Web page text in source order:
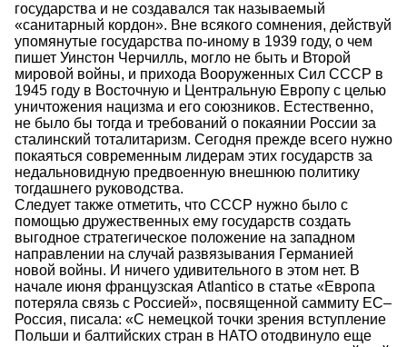
государства и не создавался так называемый
«санитарный кордон». Вне всякого сомнения, действуй
упомянутые государства по-иному в 1939 году, о чем
пишет Уинстон Черчилль, могло не быть и Второй
мировой войны, и прихода Вооруженных Сил СССР в
1945 году в Восточную и Центральную Европу с целью
уничтожения нацизма и его союзников. Естественно,
не было бы тогда и требований о покаянии России за
сталинский тоталитаризм. Сегодня прежде всего нужно
покаяться современным лидерам этих государств за
недальновидную предвоенную внешнюю политику
тогдашнего руководства.
Следует также отметить, что СССР нужно было с
помощью дружественных ему государств создать
выгодное стратегическое положение на западном
направлении на случай развязывания Германией
новой войны. И ничего удивительного в этом нет. В
начале июня французская Atlantico в статье «Европа
потеряла связь с Россией», посвященной саммиту ЕС–
Россия, писала: «С немецкой точки зрения вступление
Польши и балтийских стран в НАТО отодвинуло еще